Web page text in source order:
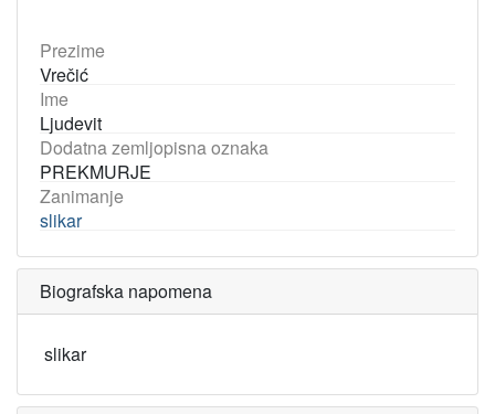
Prezime
Vrečić
Ime
Ljudevit
Dodatna zemljopisna oznaka
PREKMURJE
Zanimanje
slikar
Biografska napomena
slikar